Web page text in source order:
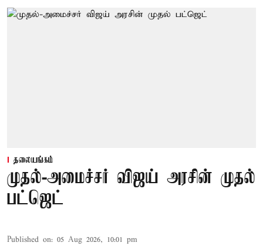
தலையங்கம்
முதல்-அமைச்சர் விஜய் அரசின் முதல்
பட்ஜெட்
Published on: 05 Aug 2026, 10:01 pm